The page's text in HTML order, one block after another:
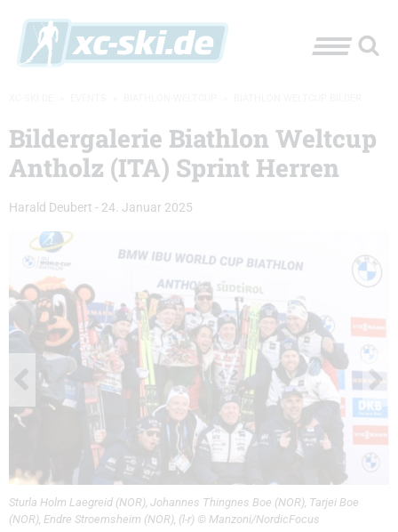
Bildergalerie Biathlon Weltcup
Antholz (ITA) Sprint Herren
Harald Deubert - 24. Januar 2025
Sturla Holm Laegreid (NOR), Johannes Thingnes Boe (NOR), Tarjei Boe
(NOR), Endre Stroemsheim (NOR), (l-r) © Manzoni/NordicFocus